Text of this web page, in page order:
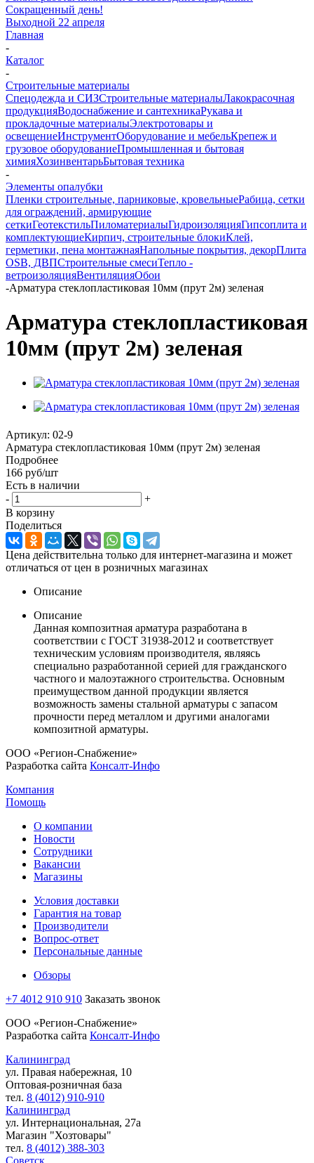
Сокращенный день!
Выходной 22 апреля
Главная
-
Каталог
-
Строительные материалы
Спецодежда и СИЗСтроительные материалыЛакокрасочная
продукцияВодоснабжение и сантехникаРукава и
прокладочные материалыЭлектротовары и
освещениеИнструментОборудование и мебельКрепеж и
грузовое оборудованиеПромышленная и бытовая
химияХозинвентарьБытовая техника
-
Элементы опалубки
Пленки строительные, парниковые, кровельныеРабица, сетки
для ограждений, армирующие
сеткиГеотекстильПиломатериалыГидроизоляцияГипсоплита и
комплектующиеКирпич, строительные блокиКлей,
герметики, пена монтажнаяНапольные покрытия, декорПлита
OSB, ДВПСтроительные смесиТепло -
ветроизоляцияВентиляцияОбои
-Арматура стеклопластиковая 10мм (прут 2м) зеленая
Арматура стеклопластиковая
10мм (прут 2м) зеленая
Артикул: 02-9
Арматура стеклопластиковая 10мм (прут 2м) зеленая
Подробнее
166 руб/шт
Есть в наличии
-
+
В корзину
Поделиться
Цена действительна только для интернет-магазина и может
отличаться от цен в розничных магазинах
Описание
Описание
Данная композитная арматура разработана в
соответствии с ГОСТ 31938-2012 и соответствует
техническим условиям производителя, являясь
специально разработанной серией для гражданского
частного и малоэтажного строительства. Основным
преимуществом данной продукции является
возможность замены стальной арматуры с запасом
прочности перед металлом и другими аналогами
композитной арматуры.
ООО «Регион-Снабжение»
Разработка сайта Консалт-Инфо
Компания
Помощь
О компании
Новости
Сотрудники
Вакансии
Магазины
Условия доставки
Гарантия на товар
Производители
Вопрос-ответ
Персональные данные
Обзоры
+7 4012 910 910 Заказать звонок
ООО «Регион-Снабжение»
Разработка сайта Консалт-Инфо
Калининград
ул. Правая набережная, 10
Оптовая-розничная база
тел. 8 (4012) 910-910
Калининград
ул. Интернациональная, 27а
Магазин "Хозтовары"
тел. 8 (4012) 388-303
Советск